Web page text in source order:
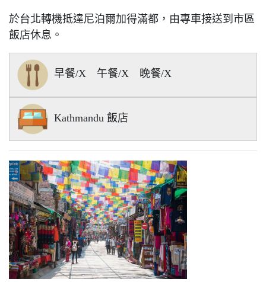
於台北轉機抵達尼泊爾加得滿都，由專車接送到市區
飯店休息。
早餐/X 午餐/X 晚餐/X
Kathmandu 飯店